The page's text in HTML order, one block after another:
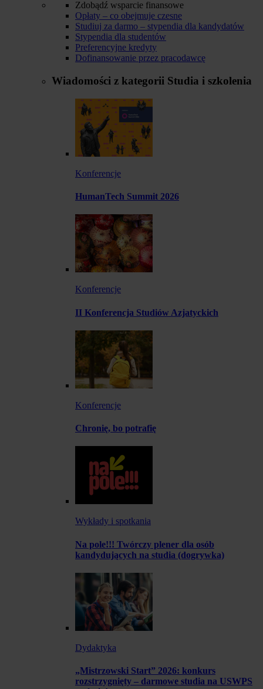
Zdobądź wsparcie finansowe
Opłaty – co obejmuje czesne
Studiuj za darmo – stypendia dla kandydatów
Stypendia dla studentów
Preferencyjne kredyty
Dofinansowanie przez pracodawcę
Wiadomości z kategorii Studia i szkolenia
Konferencje
HumanTech Summit 2026
Konferencje
II Konferencja Studiów Azjatyckich
Konferencje
Chronię, bo potrafię
Wykłady i spotkania
Na pole!!! Twórczy plener dla osób
kandydujących na studia (dogrywka)
Dydaktyka
„Mistrzowski Start” 2026: konkurs
rozstrzygnięty – darmowe studia na USWPS